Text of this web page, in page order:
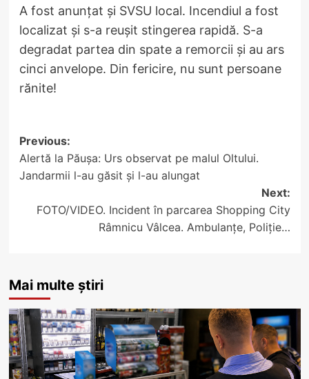
A fost anunțat și SVSU local. Incendiul a fost
localizat și s-a reușit stingerea rapidă. S-a
degradat partea din spate a remorcii și au ars
cinci anvelope. Din fericire, nu sunt persoane
rănite!
Post
navigation
Previous:
Alertă la Păușa: Urs observat pe malul Oltului.
Jandarmii l-au găsit și l-au alungat
Next:
FOTO/VIDEO. Incident în parcarea Shopping City
Râmnicu Vâlcea. Ambulanțe, Poliție…
Mai multe știri